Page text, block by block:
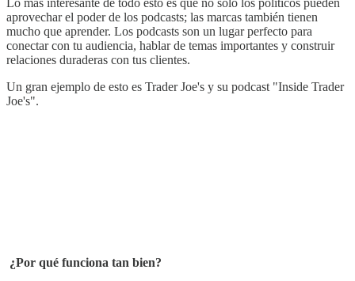
aprovechar el poder de los podcasts; las marcas también tienen
mucho que aprender. Los podcasts son un lugar perfecto para
conectar con tu audiencia, hablar de temas importantes y construir
relaciones duraderas con tus clientes.
Un gran ejemplo de esto es Trader Joe's y su podcast "Inside Trader
Joe's".
¿Por qué funciona tan bien?